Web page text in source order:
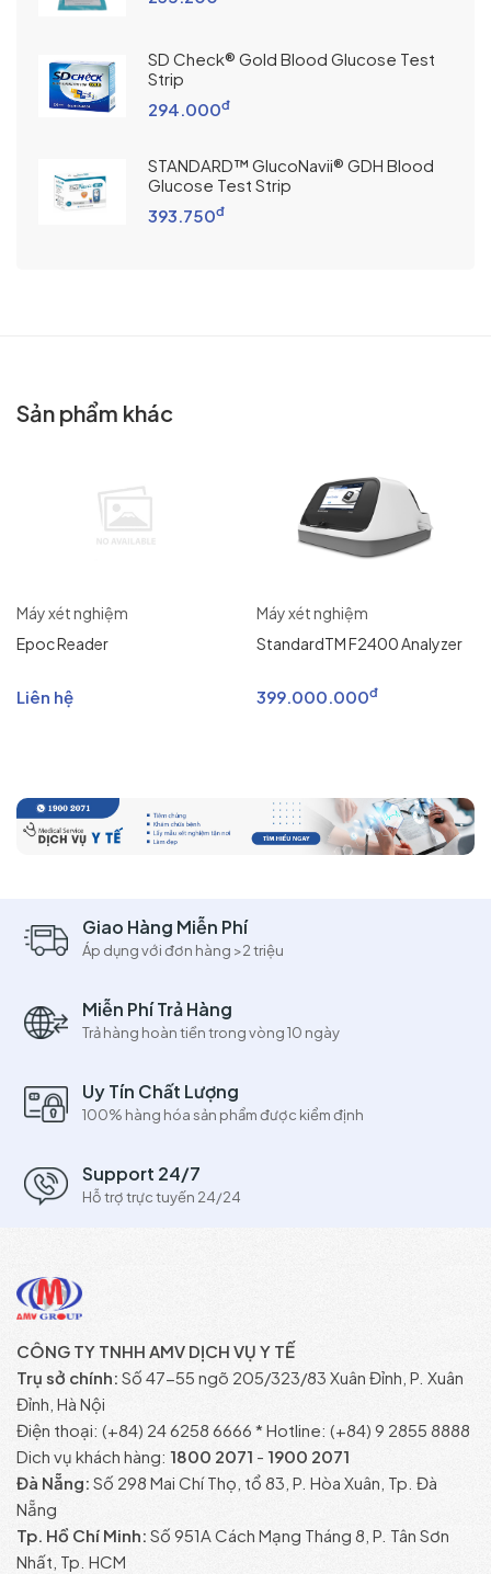
SD Check® Gold Blood Glucose Test
Strip
294.000đ
STANDARD™ GlucoNavii® GDH Blood
Glucose Test Strip
393.750đ
Sản phẩm khác
Máy xét nghiệm
Epoc Reader
Liên hệ
Máy xét nghiệm
StandardTM F2400 Analyzer
399.000.000đ
Giao Hàng Miễn Phí
Áp dụng với đơn hàng >2 triệu
Miễn Phí Trả Hàng
Trả hàng hoàn tiền trong vòng 10 ngày
Uy Tín Chất Lượng
100% hàng hóa sản phẩm được kiểm định
Support 24/7
Hỗ trợ trực tuyến 24/24
CÔNG TY TNHH AMV DỊCH VỤ Y TẾ
Trụ sở chính: Số 47-55 ngõ 205/323/83 Xuân Đỉnh, P. Xuân
Đỉnh, Hà Nội
Điện thoại: (+84) 24 6258 6666 * Hotline: (+84) 9 2855 8888
Dich vụ khách hàng: 1800 2071 - 1900 2071
Đà Nẵng: Số 298 Mai Chí Thọ, tổ 83, P. Hòa Xuân, Tp. Đà
Nẵng
Tp. Hồ Chí Minh: Số 951A Cách Mạng Tháng 8, P. Tân Sơn
Nhất, Tp. HCM